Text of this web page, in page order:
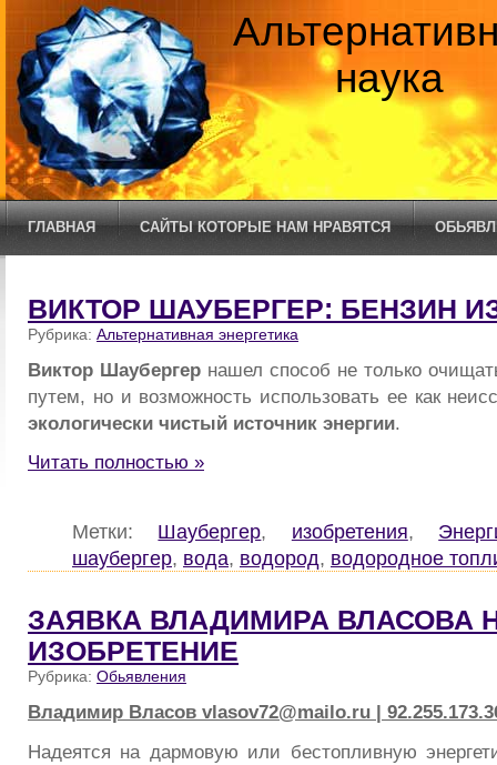
наука
ГЛАВНАЯ САЙТЫ КОТОРЫЕ НАМ НРАВЯТСЯ
ВИКТОР ШАУБЕРГЕР: БЕНЗИН
Рубрика: Альтернативная энергетика
Виктор Шаубергер нашел способ не только
путем, но и возможность использовать ее как
экологически чистый источник энергии.
Читать полностью »
Метки: Шаубергер, изобретения,
шаубергер, вода, водород, водородное
ЗАЯВКА ВЛАДИМИРА ВЛАСОВА
ИЗОБРЕТЕНИЕ
Рубрика: Обьявления
Владимир Власов vlasov72@mailo.ru |
Надеятся на дармовую или бестопливную